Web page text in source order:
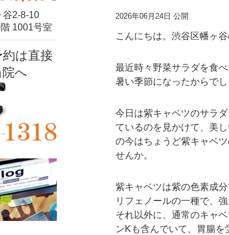
2026年06月24日 公開
こんにちは。渋谷区幡ヶ
最近時々野菜サラダを食
暑い季節になったからでし
今日は紫キャベツのサラ
ているのを見かけて、美
の今はちょうど紫キャベ
せんか。
紫キャベツは紫の色素成
リフェノールの一種で、
それ以外に、通常のキャ
ンKも含んでいて、胃腸を
谷2-8-10
1001号室
は直接
へ